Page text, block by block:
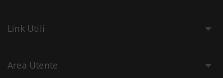
Link Utili
Area Utente